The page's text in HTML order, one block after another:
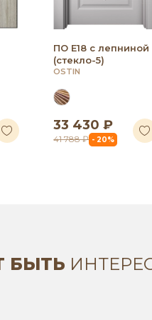
ПО Е18 с лепниной
(стекло-5)
OSTIN
33 430 ₽
41 788 ₽ - 20%
БЫТЬ